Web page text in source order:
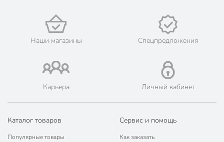
Наши магазины Спецпредложения
Карьера Личный кабинет
Каталог товаров
Популярные товары
Сервис и помощь
Как заказать